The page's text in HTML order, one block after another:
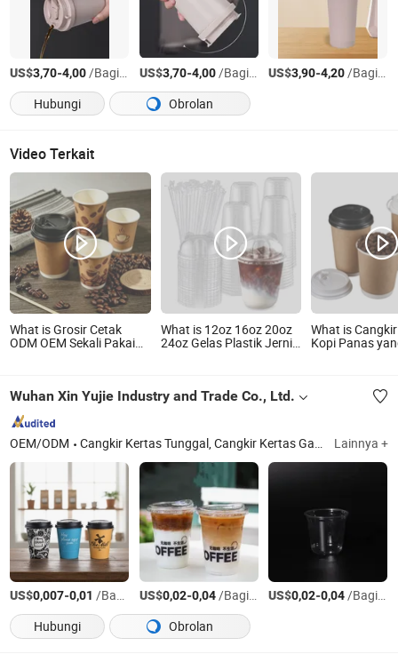
US$3,70-4,00/Bagian US$3,70-4,00/Bagian US$3,90-4,20/Bagian
Hubungi
Obrolan
Video Terkait
What is Grosir Cetak
ODM OEM Sekali Pakai
Kertas Dinding Ganda
Dingin Kopi untuk Dijual
What is 12oz 16oz 20oz
24oz Gelas Plastik Jernih
Gelas Minuman Dingin
What is
Kopi Panas
Wuhan Xin Yujie Industry and Trade Co., Ltd.
OEM/ODM Cangkir Kertas Tunggal, Cangkir Kertas Ganda, Cangkir Pet, Kantong Kertas, Cangkir Kopi, Kaleng Pet, Cangkir PLA, Cangkir PP, Mangkuk Kertas, Cangkir Kertas Kraft Lainnya +
US$0,007-0,01 /Bagian US$0,02-0,04/Bagian US$0,02-0,04/Bagian
Hubungi
Obrolan